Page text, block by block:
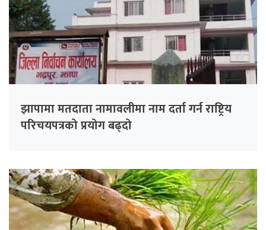
झापामा मतदाता नामावलीमा नाम दर्ता गर्न राष्ट्रिय
परिचयपत्रको प्रयोग बढ्दो